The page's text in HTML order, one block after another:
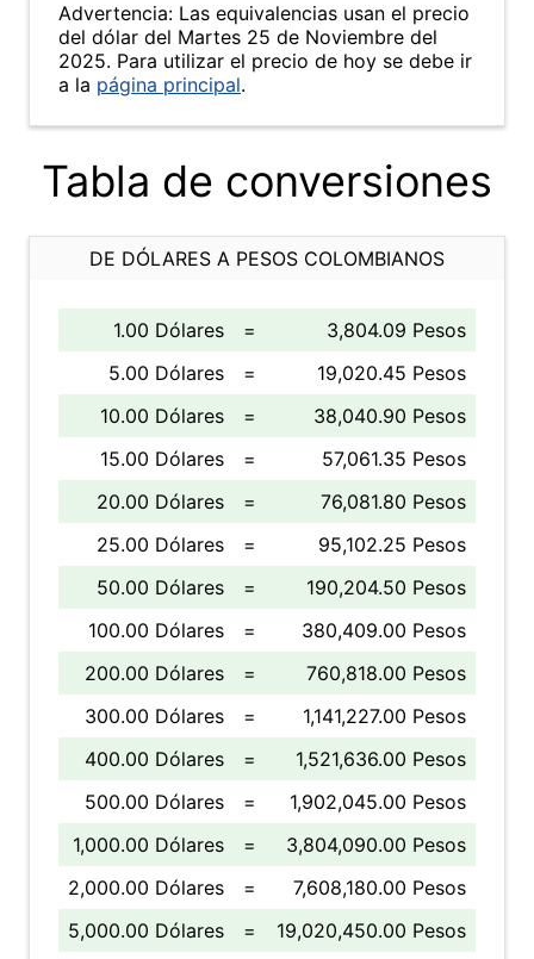
Advertencia: Las equivalencias usan el precio
del dólar del Martes 25 de Noviembre del
2025. Para utilizar el precio de hoy se debe ir
a la página principal.
Tabla de conversiones
DE DÓLARES A PESOS COLOMBIANOS
1.00 Dólares =
3,804.09 Pesos
5.00 Dólares
=
19,020.45 Pesos
10.00 Dólares
=
38,040.90 Pesos
15.00 Dólares
=
57,061.35 Pesos
20.00 Dólares
=
76,081.80 Pesos
25.00 Dólares
=
95,102.25 Pesos
50.00 Dólares
=
190,204.50 Pesos
100.00 Dólares
=
380,409.00 Pesos
200.00 Dólares
=
760,818.00 Pesos
300.00 Dólares
=
1,141,227.00 Pesos
400.00 Dólares
=
1,521,636.00 Pesos
500.00 Dólares
=
1,902,045.00 Pesos
1,000.00 Dólares
=
3,804,090.00 Pesos
2,000.00 Dólares
=
7,608,180.00 Pesos
5,000.00 Dólares
= 19,020,450.00 Pesos